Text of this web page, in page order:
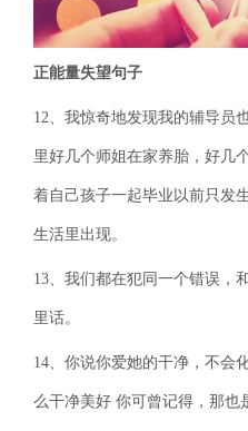
正能量失望句子
12、我惊奇地发现我的辅导员
里好几个师姐在家养胎，好几
着自己孩子一起毕业以前只发
生活里出现。
13、我们都在犯同一个错误，
里话。
14、你说你爱她的干净，不会
么干净美好 你可曾记得，那也